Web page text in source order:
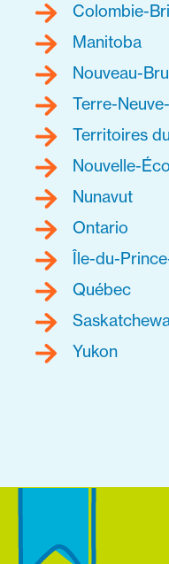
Colombie-
Manitoba
Nouveau-
Terre-
Territoires
Nouvelle-
Nunavut
Ontario
Île-du-
Québec
Yukon